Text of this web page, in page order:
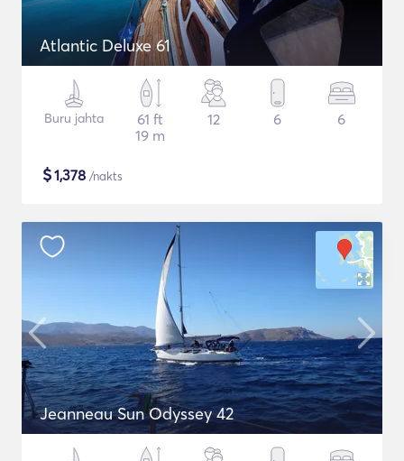
Atlantic Deluxe 61
Buru jahta
61 ft
19 m
12 6 6
$1,378 /nakts
Jeanneau Sun Odyssey 42